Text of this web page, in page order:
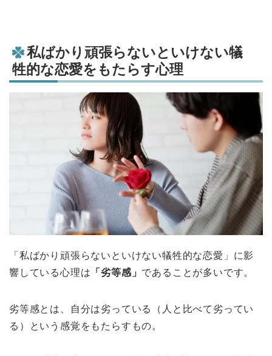
私ばかり頑張らないといけない犠
牲的な恋愛をもたらす心理
「私ばかり頑張らないといけない犠牲的な恋愛」に影
響している心理は 「劣等感」 であることが多いです。
劣等感とは、自分は劣っている（人と比べて劣ってい
る）という感覚をもたらすもの。